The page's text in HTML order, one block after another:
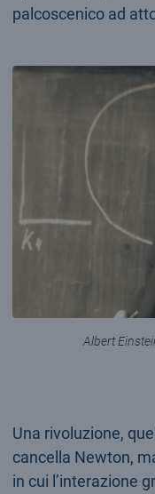
palcoscenico ad
Albert
Una rivoluzione,
cancella Newton,
in cui l’interazione